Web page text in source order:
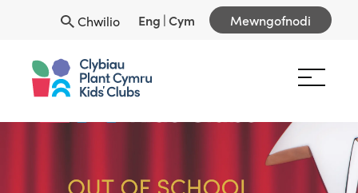
Chwilio Eng |Cym Mewngofnodi